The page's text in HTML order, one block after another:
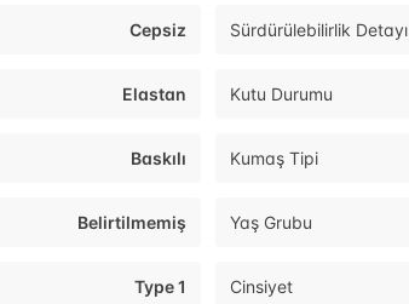
Cepsiz Sürdürülebilirlik Detayı
Elastan Kutu Durumu
Baskılı Kumaş Tipi
Belirtilmemiş Yaş Grubu
Type 1 Cinsiyet